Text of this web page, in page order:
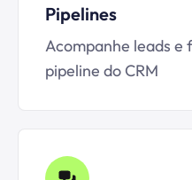
Pipelines
Acompanhe leads e
pipeline do CRM